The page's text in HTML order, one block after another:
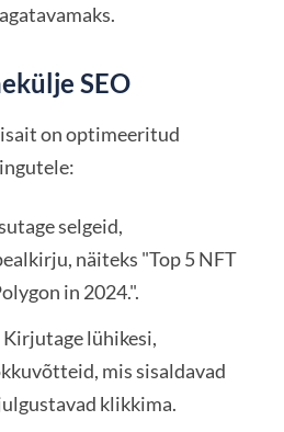
SEO
on optimeeritud
selgeid,
näiteks "Top 5 NFT
in 2024.".
Kirjutage lühikesi,
mis sisaldavad
klikkima.